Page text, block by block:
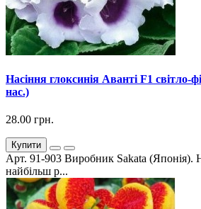
Насіння глоксинія Аванті F1 світло-
нас.)
28.00 грн.
Купити
Арт. 91-903 Виробник Sakata (Японія).
найбільш р...